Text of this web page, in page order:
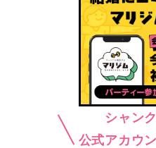
シャン
公式アカウ